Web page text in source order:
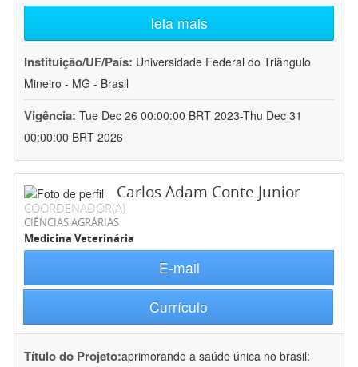
leia mais
Instituição/UF/País: Universidade Federal do Triângulo
Mineiro - MG - Brasil
Vigência: Tue Dec 26 00:00:00 BRT 2023-Thu Dec 31
00:00:00 BRT 2026
Carlos Adam Conte Junior
COORDENADOR(A)
CIÊNCIAS AGRÁRIAS
Medicina Veterinária
E-mail
Currículo
Título do Projeto:aprimorando a saúde única no brasil: